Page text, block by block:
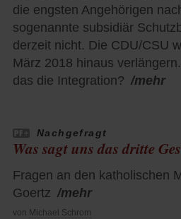
die engsten Angehörigen
sogenannte subsidiär
derzeit nicht. Die CDU/CSU
März 2018 hinaus
das die Integration? /mehr
Nachgefragt
Was sagt uns das dritte
Fragen an den katholischen
Goertz /mehr
von Michael Schrom